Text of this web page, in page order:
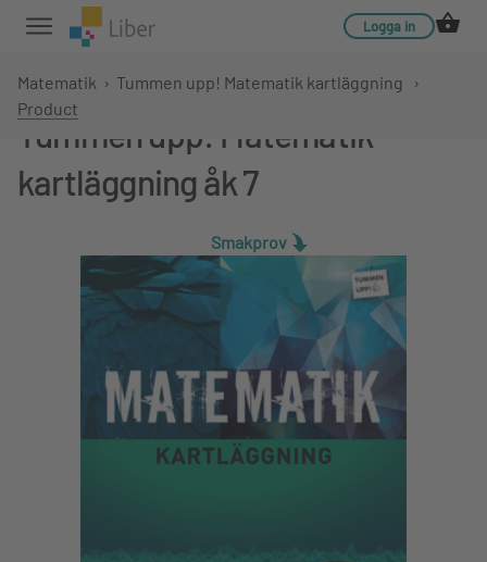
Logga in
Matematik › Tummen upp! Matematik kartläggning
›
Product
Tummen upp! Matematik
kartläggning åk 7
Smakprov